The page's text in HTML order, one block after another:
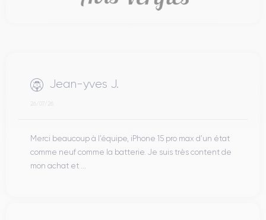
Jean-yves J.
26/07/26
Merci beaucoup à l’équipe, iPhone 15 pro max d’un état
comme neuf comme la batterie. Je suis très content de
mon achat et ...